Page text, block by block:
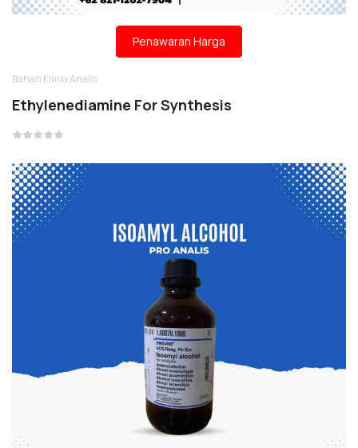
Penawaran Harga
Bahan Kimia Analis
Ethylenediamine For Synthesis